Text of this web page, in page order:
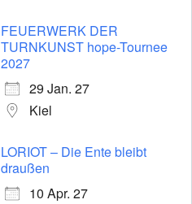
FEUERWERK DER
TURNKUNST hope-Tournee
2027
29 Jan. 27
Kiel
LORIOT – Die Ente bleibt
draußen
10 Apr. 27